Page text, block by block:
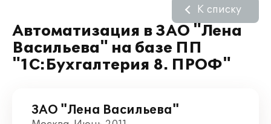
Автоматизация в ЗАО "Лена
Васильева" на базе ПП
"1С:Бухгалтерия 8. ПРОФ"
К списку
ЗАО "Лена Васильева"